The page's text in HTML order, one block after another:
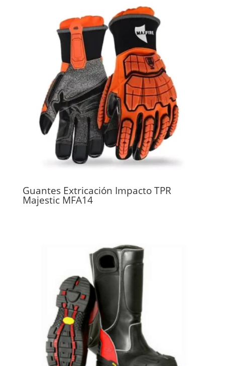
Guantes Extricación Impacto TPR
Majestic MFA14